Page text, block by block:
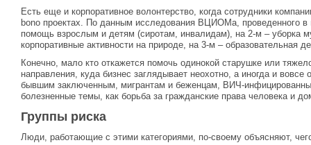
Есть еще и корпоративное волонтерство, когда сотрудники
bono проектах. По данным исследования ВЦИОМа, проведенного в
помощь взрослым и детям (сиротам, инвалидам), на 2-м – уборка
корпоративные активности на природе, на 3-м – образовательная
Конечно, мало кто откажется помочь одинокой старушке или
направления, куда бизнес заглядывает неохотно, а иногда и
бывшим заключенным, мигрантам и беженцам, ВИЧ-
болезненные темы, как борьба за гражданские права человека и
Группы риска
Люди, работающие с этими категориями, по-своему объясняют,